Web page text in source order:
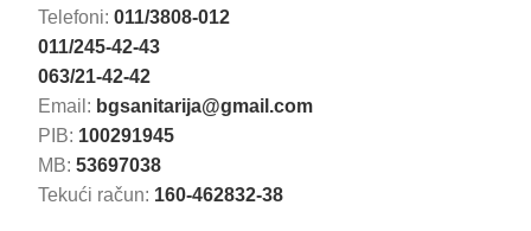
Telefoni: 011/3808-012
011/245-42-43
063/21-42-42
Email: bgsanitarija@gmail.com
PIB: 100291945
MB: 53697038
Tekući račun: 160-462832-38